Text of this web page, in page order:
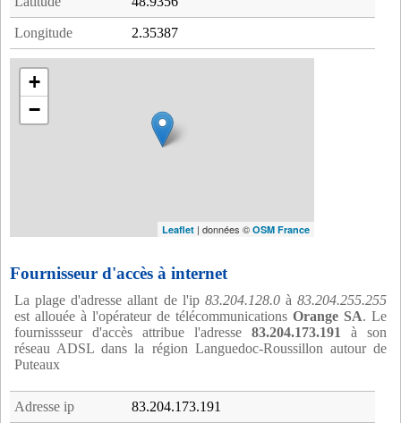
Longitude 2.35387
+
−
Leaflet | données © OSM France
Fournisseur d'accès à internet
La plage d'adresse allant de l'ip 83.204.128.0à 83.204.255.255
est allouée à l'opérateur de télécommunications Orange SA. Le
fournissseur d'accès attribue l'adresse 83.204.173.191 à son
réseau ADSL dans la région Languedoc-Roussillon autour de
Puteaux
Adresse ip 83.204.173.191